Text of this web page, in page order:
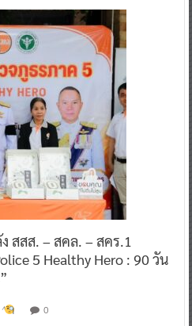
สสส. – สคล. – สคร.1
5 Healthy Hero : 90 วัน
0